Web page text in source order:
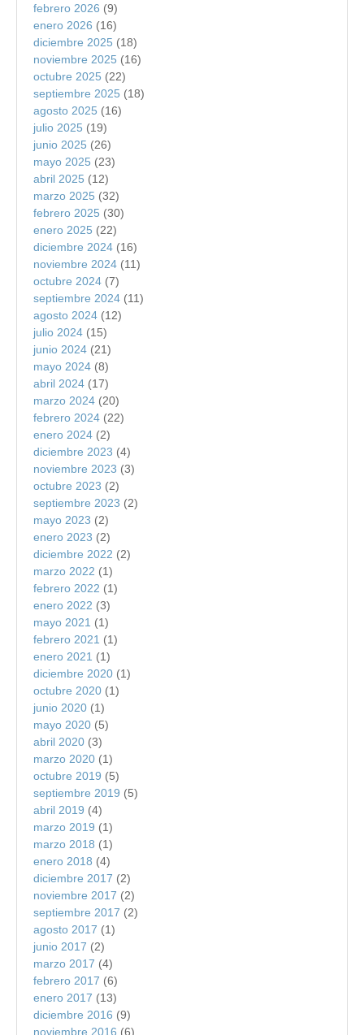
febrero 2026 (9)
enero 2026 (16)
diciembre 2025 (18)
noviembre 2025 (16)
octubre 2025 (22)
septiembre 2025 (18)
agosto 2025 (16)
julio 2025 (19)
junio 2025 (26)
mayo 2025 (23)
abril 2025 (12)
marzo 2025 (32)
febrero 2025 (30)
enero 2025 (22)
diciembre 2024 (16)
noviembre 2024 (11)
octubre 2024 (7)
septiembre 2024 (11)
agosto 2024 (12)
julio 2024 (15)
junio 2024 (21)
mayo 2024 (8)
abril 2024 (17)
marzo 2024 (20)
febrero 2024 (22)
enero 2024 (2)
diciembre 2023 (4)
noviembre 2023 (3)
octubre 2023 (2)
septiembre 2023 (2)
mayo 2023 (2)
enero 2023 (2)
diciembre 2022 (2)
marzo 2022 (1)
febrero 2022 (1)
enero 2022 (3)
mayo 2021 (1)
febrero 2021 (1)
enero 2021 (1)
diciembre 2020 (1)
octubre 2020 (1)
junio 2020 (1)
mayo 2020 (5)
abril 2020 (3)
marzo 2020 (1)
octubre 2019 (5)
septiembre 2019 (5)
abril 2019 (4)
marzo 2019 (1)
marzo 2018 (1)
enero 2018 (4)
diciembre 2017 (2)
noviembre 2017 (2)
septiembre 2017 (2)
agosto 2017 (1)
junio 2017 (2)
marzo 2017 (4)
febrero 2017 (6)
enero 2017 (13)
diciembre 2016 (9)
noviembre 2016 (6)